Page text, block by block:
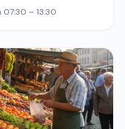
07:30 – 13:30